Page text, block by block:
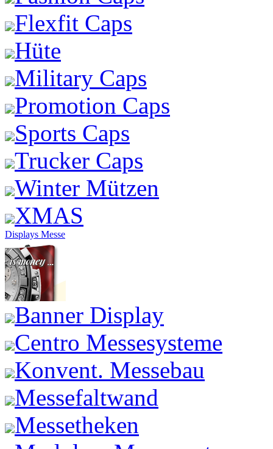
Flexfit Caps
Hüte
Military Caps
Promotion Caps
Sports Caps
Trucker Caps
Winter Mützen
XMAS
Displays Messe
Banner Display
Centro Messesysteme
Konvent. Messebau
Messefaltwand
Messetheken